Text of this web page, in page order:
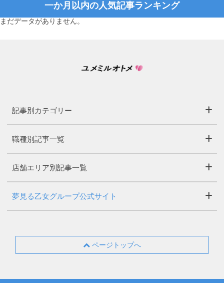
一か月以内の人気記事ランキング
まだデータがありません。
記事別カテゴリー
職種別記事一覧
店舗エリア別記事一覧
夢見る乙女グループ公式サイト
ページトップへ